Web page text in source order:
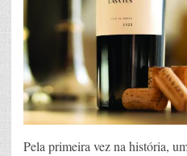
Pela primeira vez na história,